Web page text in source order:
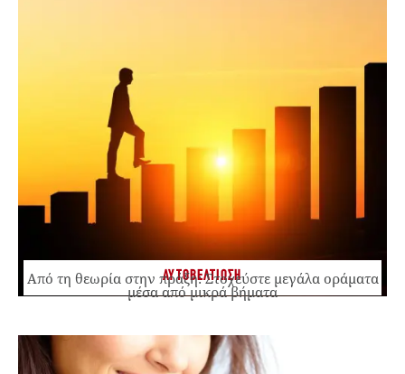
ΑΥΤΟΒΕΛΤΙΩΣΗ
Από τη θεωρία στην πράξη: Στοχεύστε μεγάλα οράματα
μέσα από μικρά βήματα